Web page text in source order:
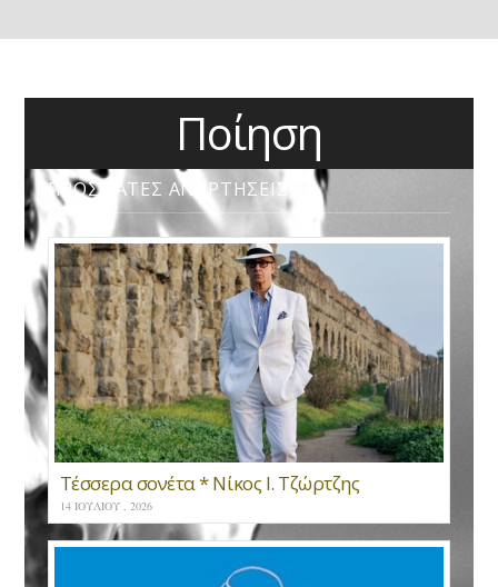
Ποίηση
ΠΡΟΣΦΑΤΕΣ ΑΝΑΡΤΗΣΕΙΣ
Τέσσερα σονέτα * Νίκος Ι. Τζώρτζης
14 ΙΟΥΛΊΟΥ , 2026